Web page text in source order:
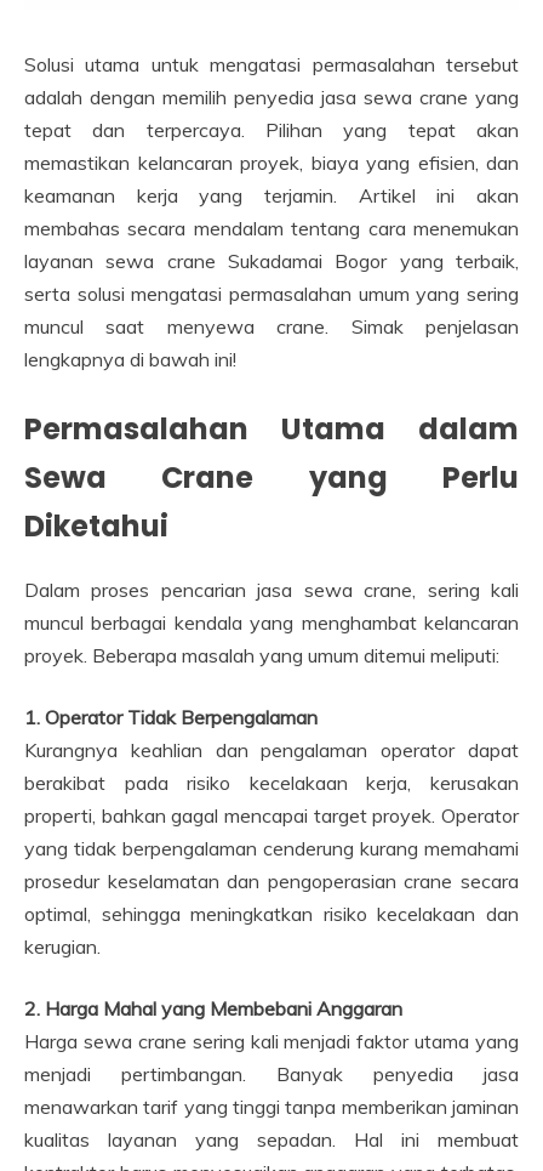
Solusi utama untuk mengatasi permasalahan tersebut
adalah dengan memilih penyedia jasa sewa crane yang
tepat dan terpercaya. Pilihan yang tepat akan
memastikan kelancaran proyek, biaya yang efisien, dan
keamanan kerja yang terjamin. Artikel ini akan
membahas secara mendalam tentang cara menemukan
layanan sewa crane Sukadamai Bogor yang terbaik,
serta solusi mengatasi permasalahan umum yang sering
muncul saat menyewa crane. Simak penjelasan
lengkapnya di bawah ini!
Permasalahan Utama dalam
Sewa Crane yang Perlu
Diketahui
Dalam proses pencarian jasa sewa crane, sering kali
muncul berbagai kendala yang menghambat kelancaran
proyek. Beberapa masalah yang umum ditemui meliputi:
1. Operator Tidak Berpengalaman
Kurangnya keahlian dan pengalaman operator dapat
berakibat pada risiko kecelakaan kerja, kerusakan
properti, bahkan gagal mencapai target proyek. Operator
yang tidak berpengalaman cenderung kurang memahami
prosedur keselamatan dan pengoperasian crane secara
optimal, sehingga meningkatkan risiko kecelakaan dan
kerugian.
2. Harga Mahal yang Membebani Anggaran
Harga sewa crane sering kali menjadi faktor utama yang
menjadi pertimbangan. Banyak penyedia jasa
menawarkan tarif yang tinggi tanpa memberikan jaminan
kualitas layanan yang sepadan. Hal ini membuat